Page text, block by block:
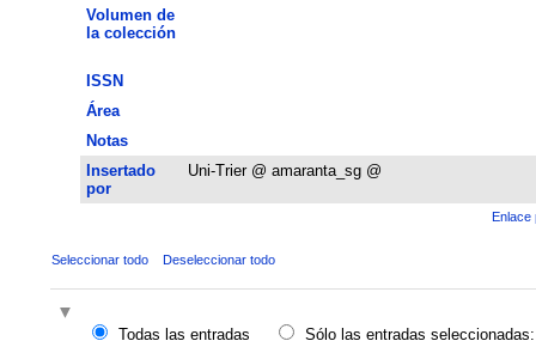
Volumen de
la colección
ISSN
Área
Notas
Insertado
por
Uni-Trier @ amaranta_sg @
Enlace
Seleccionar todo Deseleccionar todo
Todas las entradas
Sólo las entradas seleccionadas: